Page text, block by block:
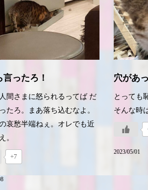
言ったろ！
間さまに怒られるってば だ
たろ。まあ落ち込むなよ。
哀愁半端ねぇ。オレでも近
。
+7
穴があ
とっても
そんな時
2023/05/01